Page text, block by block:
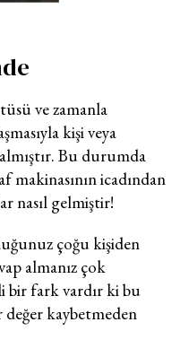
ve zamanla
kişi veya
Bu durumda
makinasının icadından
nasıl gelmiştir!
çoğu kişiden
almanız çok
bir fark vardır ki bu
değer kaybetmeden